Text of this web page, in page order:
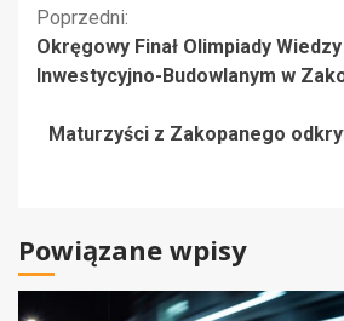
Kontynuuj
czytanie
Poprzedni:
Okręgowy Finał Olimpiady
Inwestycyjno-Budowlanym w
Maturzyści z Zakopanego
Powiązane wpisy